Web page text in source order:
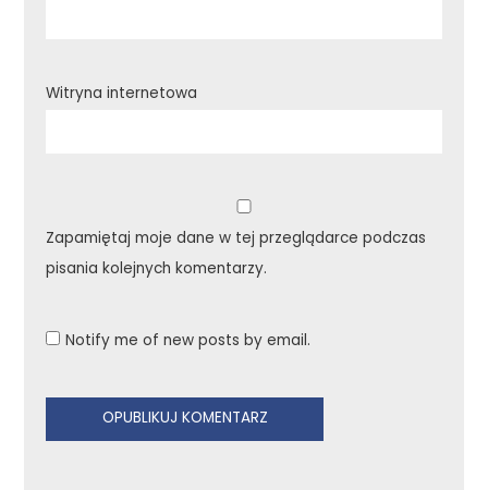
Witryna internetowa
Zapamiętaj moje dane w tej przeglądarce podczas
pisania kolejnych komentarzy.
Notify me of new posts by email.